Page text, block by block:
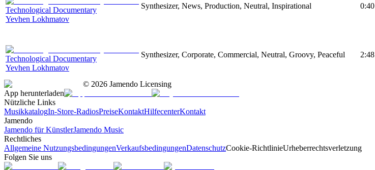
Technological Documentary
Yevhen Lokhmatov
Synthesizer, News, Production, Neutral, Inspirational 0:40
Technological Documentary
Yevhen Lokhmatov
Synthesizer, Corporate, Commercial, Neutral, Groovy, Peaceful 2:48
© 2026 Jamendo Licensing
App herunterladen
Nützliche Links
MusikkatalogIn-Store-RadiosPreiseKontaktHilfecenterKontakt
Jamendo
Jamendo für KünstlerJamendo Music
Rechtliches
Allgemeine NutzungsbedingungenVerkaufsbedingungenDatenschutzCookie-RichtlinieUrheberrechtsverletzung
Folgen Sie uns